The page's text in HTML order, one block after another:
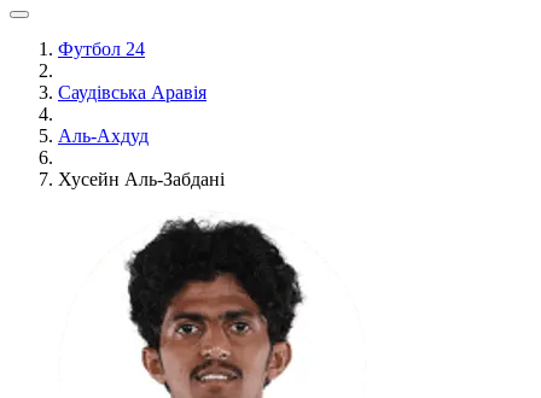
Футбол 24
Саудівська Аравія
Аль-Ахдуд
Хусейн Аль-Забдані